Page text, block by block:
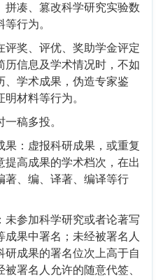
拼凑、篡改科学研究实验数
行为。
奖、评优、奖助学金评定
历信息及学术情况时，不如
、学术成果，伪造专家鉴
材料等行为。
稿多投。
：虚报科研成果，或重复
提高成果的学术档次，在出
著、编、译著、编译等行
参加科学研究或者论著写
果中署名；未经被署名人
研成果的署名位次上高于自
署名人允许的随意代签、